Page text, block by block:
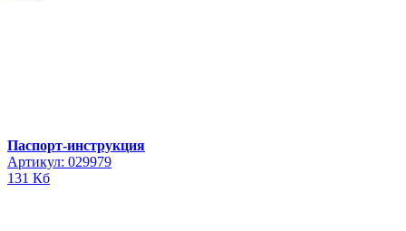
Паспорт-инструкция
Артикул: 029979
131 Кб